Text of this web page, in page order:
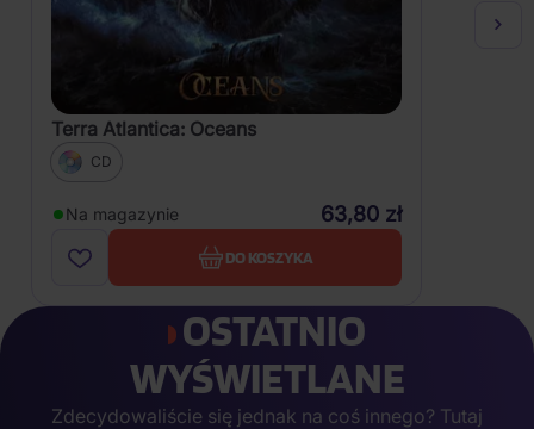
Terra Atlantica: Oceans
CD
Na magazynie 63,80 zł
DO KOSZYKA
OSTATNIO
WYŚWIETLANE
Zdecydowaliście się jednak na coś innego? Tutaj